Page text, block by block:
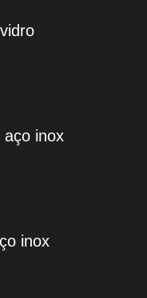
aço inox
inox